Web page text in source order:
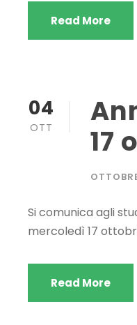
Read More
04
OTT
17
Si comunica agli
mercoledì 17
Read More